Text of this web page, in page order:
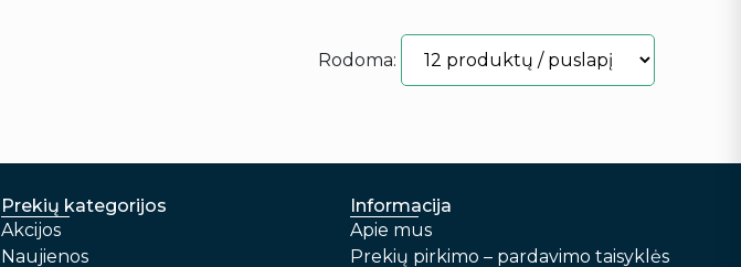
Rodoma:
Prekių kategorijos
Akcijos
Naujienos
Informacija
Apie mus
Prekių pirkimo – pardavimo taisyklės